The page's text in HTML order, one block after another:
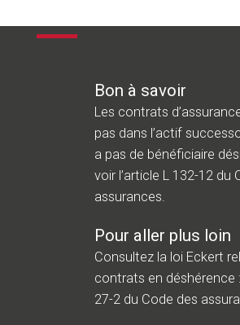
Bon à savoir
Les contrats
pas dans l’actif
a pas de bénéficiaire
voir l’article L 132-12 du
assurances.
Pour aller plus loin
Consultez la loi Eckert
contrats en déshérence :
27-2 du Code des